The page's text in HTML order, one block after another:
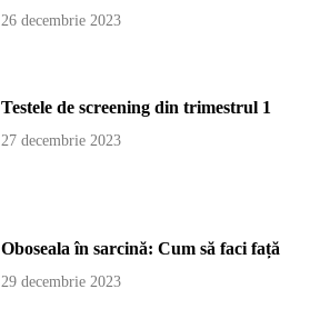
26 decembrie 2023
Testele de screening din trimestrul 1
27 decembrie 2023
Oboseala în sarcină: Cum să faci față
29 decembrie 2023